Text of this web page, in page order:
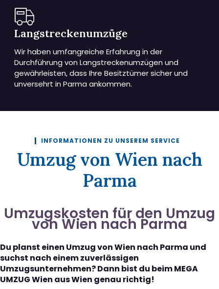
Langstreckenumzüge
Wir haben umfangreiche Erfahrung in der
Durchführung von Langstreckenumzügen und
gewährleisten, dass Ihre Besitztümer sicher und
unversehrt in Parma ankommen.
INFORMATIONEN ZU UNSEREM SERVICE
Umzug von Wien nach
Parma
Umzugskosten für den Umzug
von Wien nach Parma
Du planst einen Umzug von Wien nach Parma und
suchst nach einem zuverlässigen
Umzugsunternehmen? Dann bist du beim MEGA
UMZUG Wien aus Wien genau richtig!